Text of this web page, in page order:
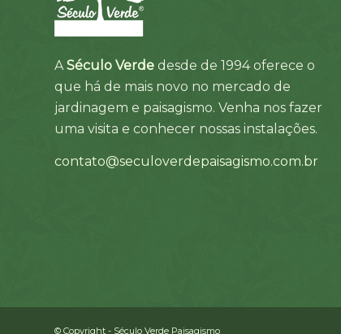
ASéculo Verde desde de 1994 oferece o
que há de mais novo no mercado de
jardinagem e paisagismo. Venha nos fazer
uma visita e conhecer nossas instalações.
contato@seculoverdepaisagismo.com.br
© Copyright - Século Verde Paisagismo